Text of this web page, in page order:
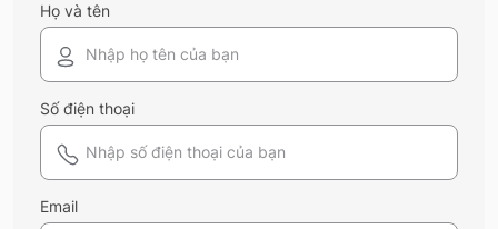
Họ và tên
Số điện thoại
Email